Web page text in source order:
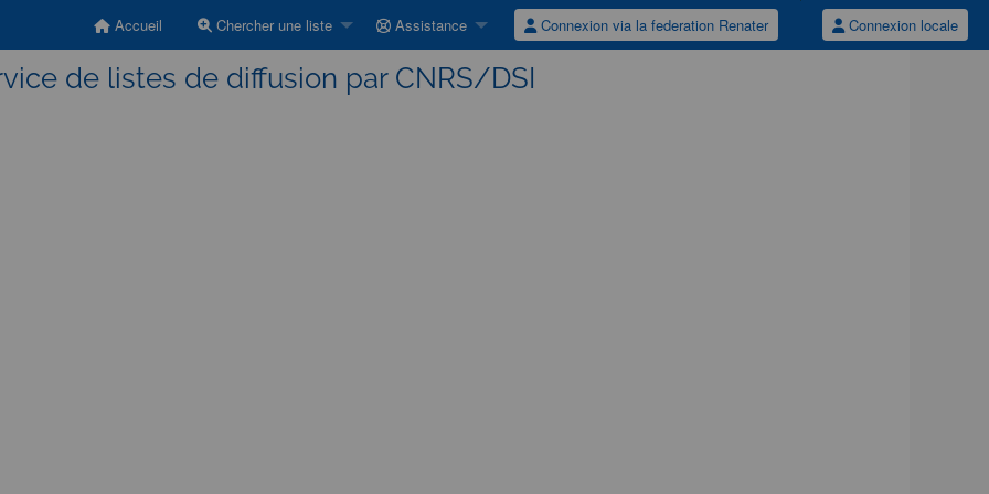
Accueil Chercher une liste Assistance Connexion via la federation Renater Connexion locale
de listes de diffusion par CNRS/DSI